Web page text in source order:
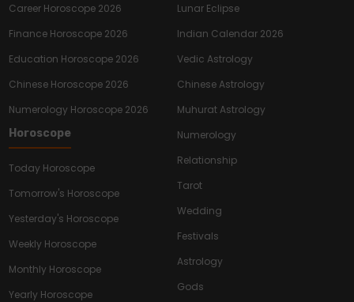
Career Horoscope 2026
Finance Horoscope 2026
Education Horoscope 2026
Chinese Horoscope 2026
Numerology Horoscope 2026
Horoscope
Today Horoscope
Tomorrow's Horoscope
Yesterday's Horoscope
Weekly Horoscope
Monthly Horoscope
Yearly Horoscope
Lunar Eclipse
Indian Calendar 2026
Vedic Astrology
Chinese Astrology
Muhurat Astrology
Numerology
Relationship
Tarot
Wedding
Festivals
Astrology
Gods